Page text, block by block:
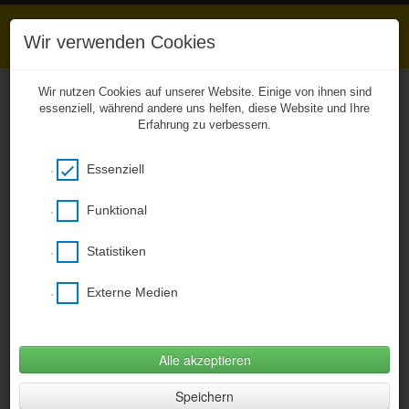
Unkompliziert zu den
Das Entwicklerteam von BCB Webhouse
einen kostenfreien Zugang zu unserer
verwenden, ein Smartphone wird nicht
Fotogalerie»Schulversammlung zum
Schuljahresende 2022/23
Wir verwenden Cookies
Wir nutzen Cookies auf unserer Website. Einige von ihnen sind
essenziell, während andere uns helfen, diese Website und Ihre
Erfahrung zu verbessern.
Essenziell
Funktional
Statistiken
Externe Medien
Alle akzeptieren
Speichern